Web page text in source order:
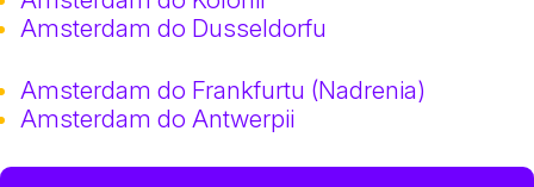
Amsterdam do Dusseldorfu
Amsterdam do Frankfurtu (Nadrenia)
Amsterdam do Antwerpii